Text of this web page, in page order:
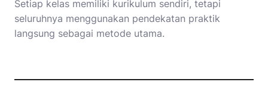
Setiap kelas memiliki kurikulum sendiri, tetapi
seluruhnya menggunakan pendekatan praktik
langsung sebagai metode utama.